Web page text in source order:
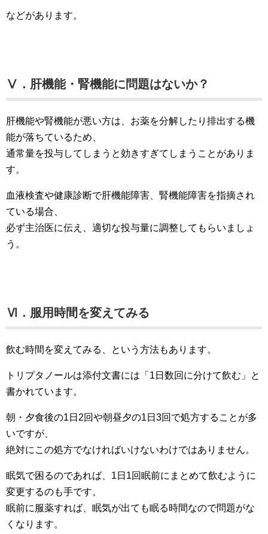
などがあります。
Ⅴ．肝機能・腎機能に問題はないか？
肝機能や腎機能が悪い方は、お薬を分解したり排出する機
能が落ちているため、
通常量を投与してしまうと効きすぎてしまうことがありま
す。
血液検査や健康診断で肝機能障害、腎機能障害を指摘され
ている場合、
必ず主治医に伝え、適切な投与量に調整してもらいましょ
う。
Ⅵ．服用時間を変えてみる
飲む時間を変えてみる、という方法もあります。
トリプタノールは添付文書には「1日数回に分けて飲む」と
書かれています。
朝・夕食後の1日2回や朝昼夕の1日3回で処方することが多
いですが、
絶対にこの処方でなければいけないわけではありません。
眠気で困るのであれば、1日1回眠前にまとめて飲むように
変更するのも手です。
眠前に服薬すれば、眠気が出ても眠る時間なので問題がな
くなります。